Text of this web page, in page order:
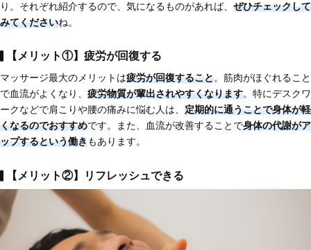
り。それぞれ紹介するので、気になるものがあれば、 ぜひチェックして
みてくださいね。
【メリット①】疲労が回復する
マッサージ最大のメリットは疲労が回復すること。筋肉がほぐれること
で血流がよくなり、 疲労物質が輩出されやすくなります。特にデスクワ
ークなどで肩こりや腰の痛みに悩む人は、 定期的に通うことで身体が軽
くなるのでおすすめです。また、血流が改善することで身体の代謝がア
ップするという働きもあります。
【メリット②】リフレッシュできる